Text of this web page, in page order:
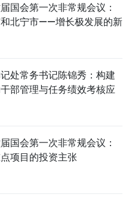
国会第一次非常规会议：
北宁市——增长极发展的新
处常务书记陈锦秀：构建
部管理与任务绩效考核应
国会第一次非常规会议：
项目的投资主张